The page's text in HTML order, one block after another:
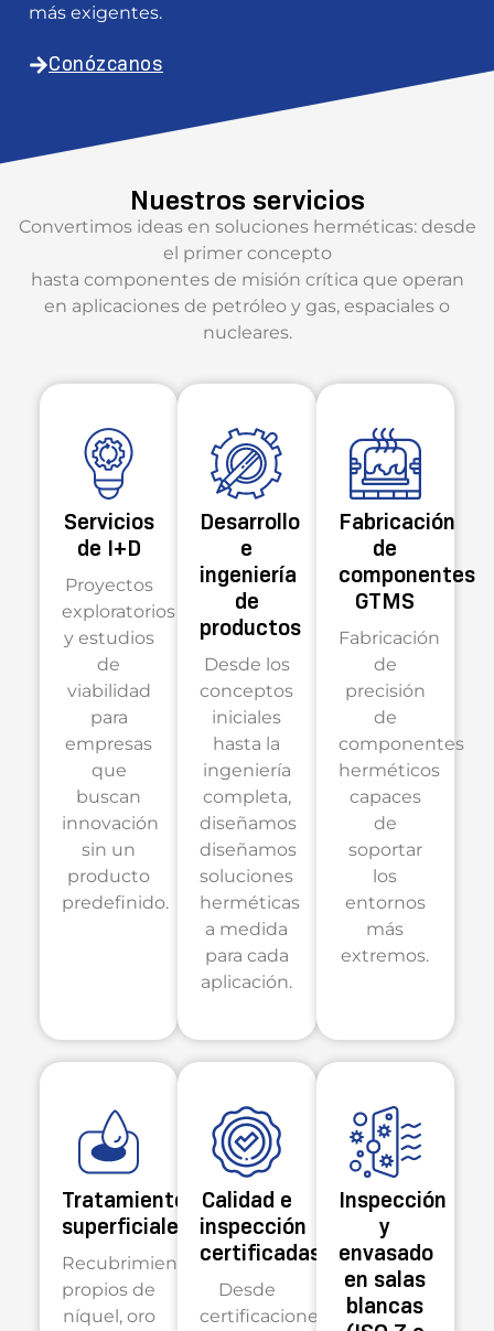
más exigentes.
Conózcanos
Nuestros servicios
Convertimos ideas en soluciones herméticas: desde
el primer concepto
hasta componentes de misión crítica que operan
en aplicaciones de petróleo y gas, espaciales o
nucleares.
Servicios
de I+D
Proyectos
exploratorios
y estudios
de
viabilidad
para
empresas
que
buscan
innovación
sin un
producto
predefinido.
Desarrollo
e
ingeniería
de
productos
Desde los
conceptos
iniciales
hasta la
ingeniería
completa,
diseñamos
diseñamos
soluciones
herméticas
a medida
para cada
aplicación.
Fabricación
de
componentes
GTMS
Fabricación
de
precisión
de
componentes
herméticos
capaces
de
soportar
los
entornos
más
extremos.
Tratamientos
superficiales/chapado
Recubrimientos
propios de
níquel, oro
Calidad e
inspección
certificadas
Desde
certificaciones
Inspección
y
envasado
en salas
blancas